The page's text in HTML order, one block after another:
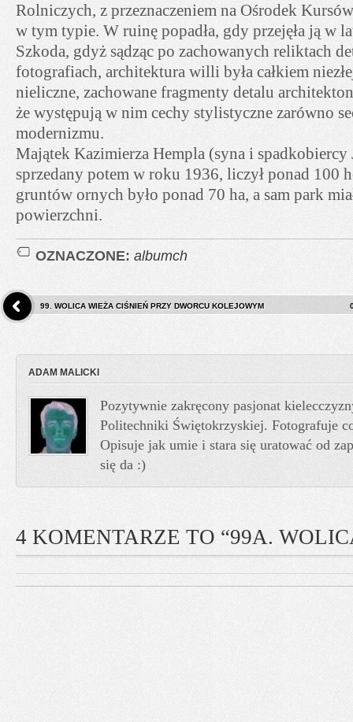
Rolniczych, z przeznaczeniem na Ośrodek
w tym typie. W ruinę popadła, gdy przejęła ją w
Szkoda, gdyż sądząc po zachowanych reliktach
fotografiach, architektura willi była całkiem
nieliczne, zachowane fragmenty detalu
że występują w nim cechy stylistyczne zarówno
modernizmu.
Majątek Kazimierza Hempla (syna i spadkobiercy
sprzedany potem w roku 1936, liczył ponad 100
gruntów ornych było ponad 70 ha, a sam park
powierzchni.
OZNACZONE: albumch
99. WOLICA WIEŻA CIŚNIEŃ PRZY DWORCU KOLEJOWYM
ADAM MALICKI
Pozytywnie zakręcony pasjonat
Politechniki Świętokrzyskiej. Fotografuje
Opisuje jak umie i stara się uratować od
się da :)
4 KOMENTARZE TO “99A.